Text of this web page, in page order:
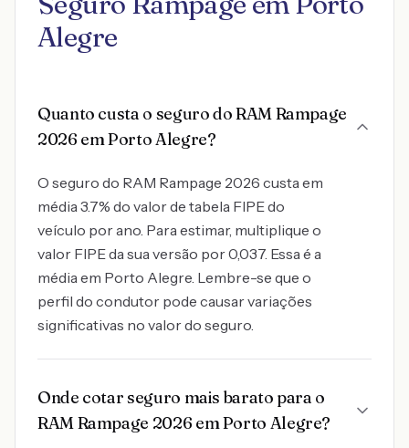
Alegre
Quanto custa o seguro do RAM Rampage
2026 em Porto Alegre?
O seguro do RAM Rampage 2026 custa em
média 3.7% do valor de tabela FIPE do
veículo por ano. Para estimar, multiplique o
valor FIPE da sua versão por 0,037. Essa é a
média em Porto Alegre. Lembre-se que o
perfil do condutor pode causar variações
significativas no valor do seguro.
Onde cotar seguro mais barato para o
RAM Rampage 2026 em Porto Alegre?